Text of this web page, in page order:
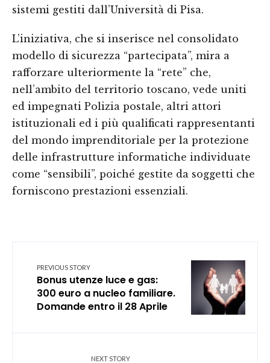
sistemi gestiti dall’Università di Pisa.
L’iniziativa, che si inserisce nel consolidato
modello di sicurezza “partecipata”, mira a
rafforzare ulteriormente la “rete” che,
nell’ambito del territorio toscano, vede uniti
ed impegnati Polizia postale, altri attori
istituzionali ed i più qualificati rappresentanti
del mondo imprenditoriale per la protezione
delle infrastrutture informatiche individuate
come “sensibili”, poiché gestite da soggetti che
forniscono prestazioni essenziali.
PREVIOUS STORY
Bonus utenze luce e gas:
300 euro a nucleo familiare.
Domande entro il 28 Aprile
NEXT STORY